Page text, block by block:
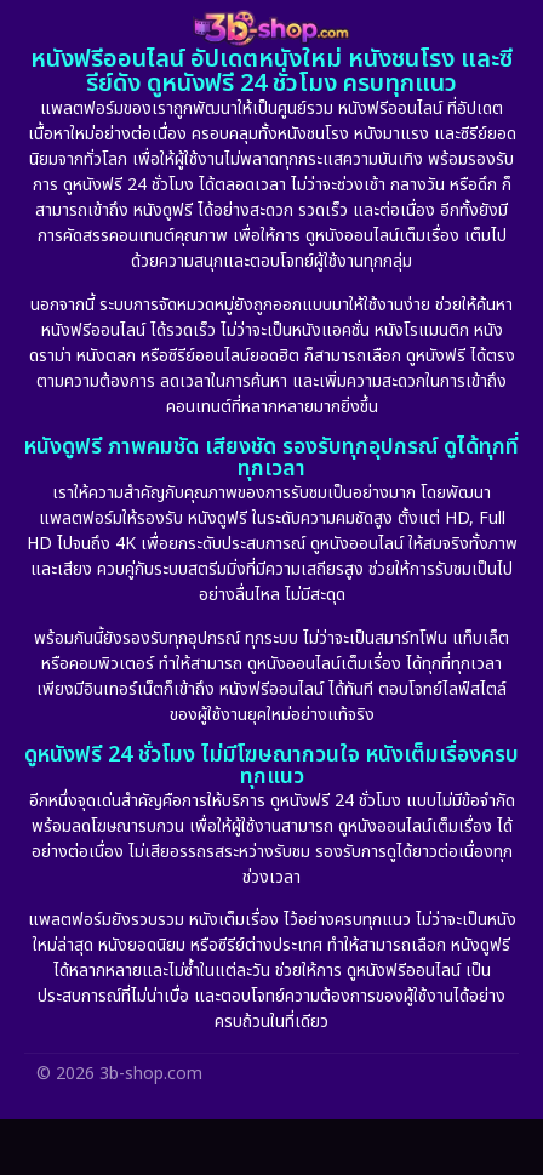
Detective สืบสวน (5)
Detective สืบสวน (56)
Disaster (10)
Disney+ (23)
Drama ดราม่า (887)
Dystopian (17)
Emotional (101)
Epic มหากาพย์ (17)
Erotic (10)
Fantasy จินตนาการ (256)
Film
Gothic (6)
HBO GO (11)
HBO Max (2)
Healing
Heist (7)
1981
1974
1971 1962
หนังฟรีออนไลน์ อัปเดตหนังใหม่ หนังชนโรง และซี
รีย์ดัง ดูหนังฟรี 24 ชั่วโมง ครบทุกแนว
แพลตฟอร์มของเราถูกพัฒนาให้เป็นศูนย์รวม หนังฟรีออนไลน์ ที่อัปเดต
เนื้อหาใหม่อย่างต่อเนื่อง ครอบคลุมทั้งหนังชนโรง หนังมาแรง และซีรีย์ยอด
นิยมจากทั่วโลก เพื่อให้ผู้ใช้งานไม่พลาดทุกกระแสความบันเทิง พร้อมรองรับ
การ ดูหนังฟรี 24 ชั่วโมง ได้ตลอดเวลา ไม่ว่าจะช่วงเช้า กลางวัน หรือดึก ก็
สามารถเข้าถึง หนังดูฟรี ได้อย่างสะดวก รวดเร็ว และต่อเนื่อง อีกทั้งยังมี
การคัดสรรคอนเทนต์คุณภาพ เพื่อให้การ ดูหนังออนไลน์เต็มเรื่อง เต็มไป
ด้วยความสนุกและตอบโจทย์ผู้ใช้งานทุกกลุ่ม
นอกจากนี้ ระบบการจัดหมวดหมู่ยังถูกออกแบบมาให้ใช้งานง่าย ช่วยให้ค้นหา
หนังฟรีออนไลน์ ได้รวดเร็ว ไม่ว่าจะเป็นหนังแอคชั่น หนังโรแมนติก หนัง
ดราม่า หนังตลก หรือซีรีย์ออนไลน์ยอดฮิต ก็สามารถเลือก ดูหนังฟรี ได้ตรง
ตามความต้องการ ลดเวลาในการค้นหา และเพิ่มความสะดวกในการเข้าถึง
คอนเทนต์ที่หลากหลายมากยิ่งขึ้น
หนังดูฟรี ภาพคมชัด เสียงชัด รองรับทุกอุปกรณ์ ดูได้ทุกที่
ทุกเวลา
เราให้ความสำคัญกับคุณภาพของการรับชมเป็นอย่างมาก โดยพัฒนา
แพลตฟอร์มให้รองรับ หนังดูฟรี ในระดับความคมชัดสูง ตั้งแต่ HD, Full
HD ไปจนถึง 4K เพื่อยกระดับประสบการณ์ ดูหนังออนไลน์ ให้สมจริงทั้งภาพ
และเสียง ควบคู่กับระบบสตรีมมิ่งที่มีความเสถียรสูง ช่วยให้การรับชมเป็นไป
อย่างลื่นไหล ไม่มีสะดุด
พร้อมกันนี้ยังรองรับทุกอุปกรณ์ ทุกระบบ ไม่ว่าจะเป็นสมาร์ทโฟน แท็บเล็ต
หรือคอมพิวเตอร์ ทำให้สามารถ ดูหนังออนไลน์เต็มเรื่อง ได้ทุกที่ทุกเวลา
เพียงมีอินเทอร์เน็ตก็เข้าถึง หนังฟรีออนไลน์ ได้ทันที ตอบโจทย์ไลฟ์สไตล์
ของผู้ใช้งานยุคใหม่อย่างแท้จริง
ดูหนังฟรี 24 ชั่วโมง ไม่มีโฆษณากวนใจ หนังเต็มเรื่องครบ
ทุกแนว
อีกหนึ่งจุดเด่นสำคัญคือการให้บริการ ดูหนังฟรี 24 ชั่วโมง แบบไม่มีข้อจำกัด
พร้อมลดโฆษณารบกวน เพื่อให้ผู้ใช้งานสามารถ ดูหนังออนไลน์เต็มเรื่อง ได้
อย่างต่อเนื่อง ไม่เสียอรรถรสระหว่างรับชม รองรับการดูได้ยาวต่อเนื่องทุก
ช่วงเวลา
แพลตฟอร์มยังรวบรวม หนังเต็มเรื่อง ไว้อย่างครบทุกแนว ไม่ว่าจะเป็นหนัง
ใหม่ล่าสุด หนังยอดนิยม หรือซีรีย์ต่างประเทศ ทำให้สามารถเลือก หนังดูฟรี
ได้หลากหลายและไม่ซ้ำในแต่ละวัน ช่วยให้การ ดูหนังฟรีออนไลน์ เป็น
ประสบการณ์ที่ไม่น่าเบื่อ และตอบโจทย์ความต้องการของผู้ใช้งานได้อย่าง
ครบถ้วนในที่เดียว
© 2026 3b-shop.com